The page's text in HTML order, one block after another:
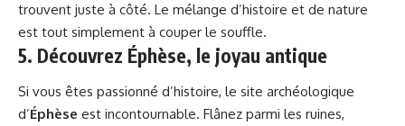
trouvent juste à côté. Le mélange d’histoire et de nature
est tout simplement à couper le souffle.
5. Découvrez Éphèse, le joyau antique
Si vous êtes passionné d’histoire, le site archéologique
d’Éphèse est incontournable. Flânez parmi les ruines,